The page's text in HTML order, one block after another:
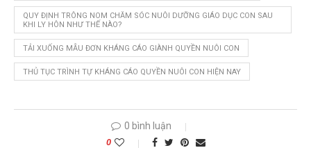
QUY ĐỊNH TRÔNG NOM CHĂM SÓC NUÔI DƯỠNG GIÁO DỤC CON SAU
KHI LY HÔN NHƯ THẾ NÀO?
TẢI XUỐNG MẪU ĐƠN KHÁNG CÁO GIÀNH QUYỀN NUÔI CON
THỦ TỤC TRÌNH TỰ KHÁNG CÁO QUYỀN NUÔI CON HIỆN NAY
0 bình luận
0